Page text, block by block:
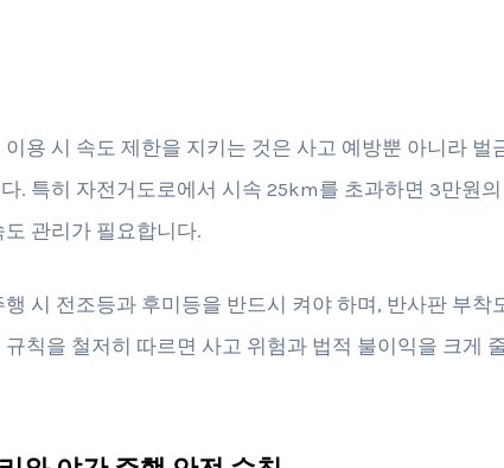
용 시 속도 제한을 지키는 것은 사고 예방뿐 아니라 벌
. 특히 자전거도로에서 시속 25km를 초과하면 3만원
관리가 필요합니다.
시 전조등과 후미등을 반드시 켜야 하며, 반사판 부착
칙을 철저히 따르면 사고 위험과 법적 불이익을 크게